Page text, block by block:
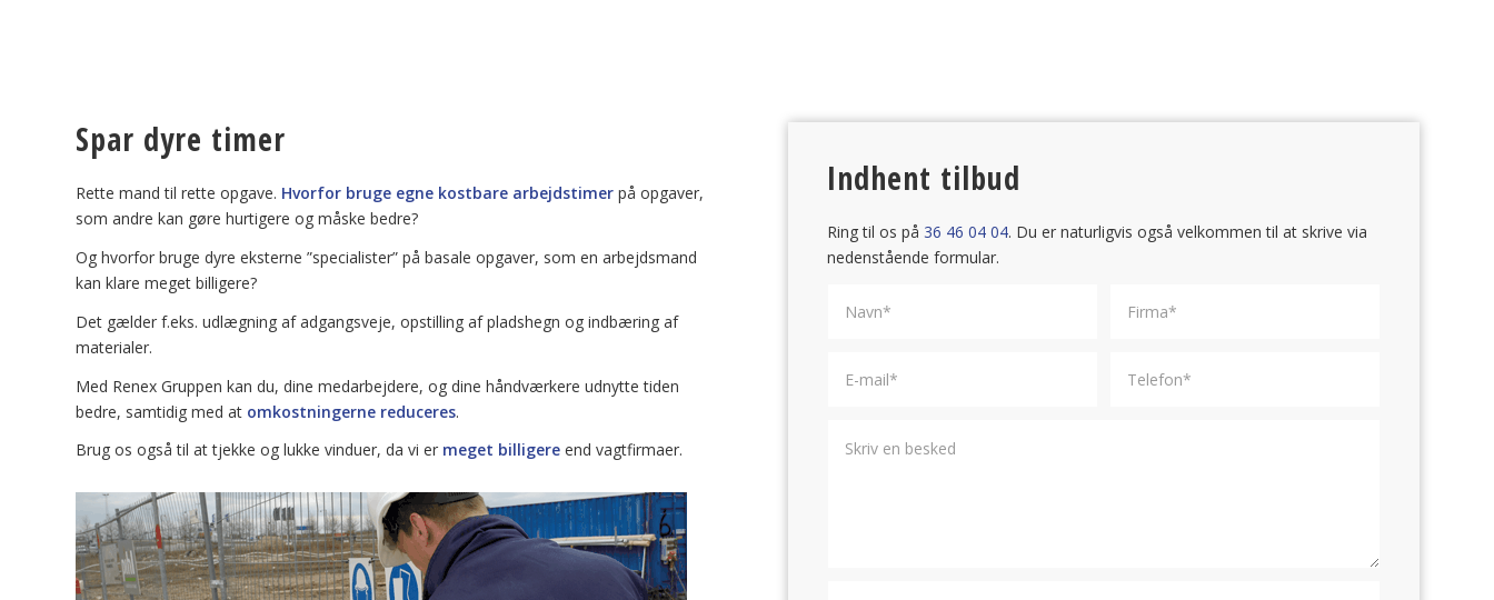
Spar dyre timer
Rette mand til rette opgave. Hvorfor bruge egne kostbare arbejdstimerpå opgaver,
som andre kan gøre hurtigere og måske bedre?
Og hvorfor bruge dyre eksterne ”specialister” på basale opgaver, som en arbejdsmand
kan klare meget billigere?
Det gælder f.eks. udlægning af adgangsveje, opstilling af pladshegn og indbæring af
materialer.
Med Renex Gruppen kan du, dine medarbejdere, og dine håndværkere udnytte tiden
bedre, samtidig med at omkostningerne reduceres.
Brug os også til at tjekke og lukke vinduer, da vi er meget billigereend vagtfirmaer.
Indhent tilbud
Ring til os på 36 46 04 04. Du er naturligvis også velkommen til at skrive via
nedenstående formular.